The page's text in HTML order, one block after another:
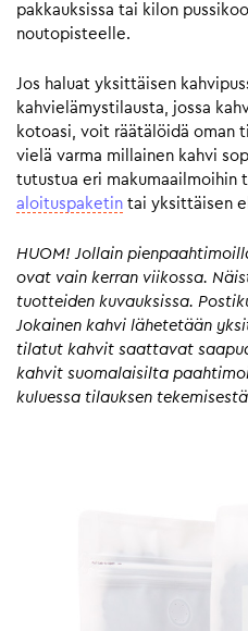
pakkauksissa tai kilon
noutopisteelle.
Jos haluat yksittäisen
kahvielämystilausta, jossa
kotoasi, voit räätälöidä oman
vielä varma millainen kahvi
tutustua eri makumaailmoihin
aloituspaketin tai yksittäisen
HUOM! Jollain
ovat vain kerran viikossa.
tuotteiden kuvauksissa.
Jokainen kahvi lähetetään
tilatut kahvit saattavat
kahvit suomalaisilta
kuluessa tilauksen